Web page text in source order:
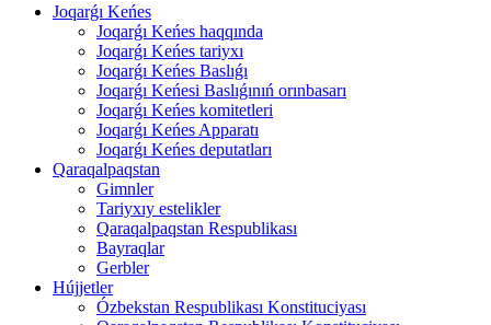
Joqarǵı Keńes
Joqarǵı Keńes haqqında
Joqarǵı Keńes tariyxı
Joqarǵı Keńes Baslıǵı
Joqarǵı Keńesi Baslıǵınıń orınbasarı
Joqarǵı Keńes komitetleri
Joqarǵı Keńes Apparatı
Joqarǵı Keńes deputatları
Qaraqalpaqstan
Gimnler
Tariyxıy estelikler
Qaraqalpaqstan Respublikası
Bayraqlar
Gerbler
Hújjetler
Ózbekstan Respublikası Konstituciyası